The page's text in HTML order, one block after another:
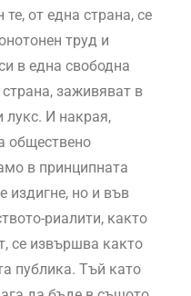
от една страна, се
труд и
в една свободна
заживяват в
И накрая,
обществено
в принципната
издигне, но и във
риалити, както
се извършва както
публика. Тъй като